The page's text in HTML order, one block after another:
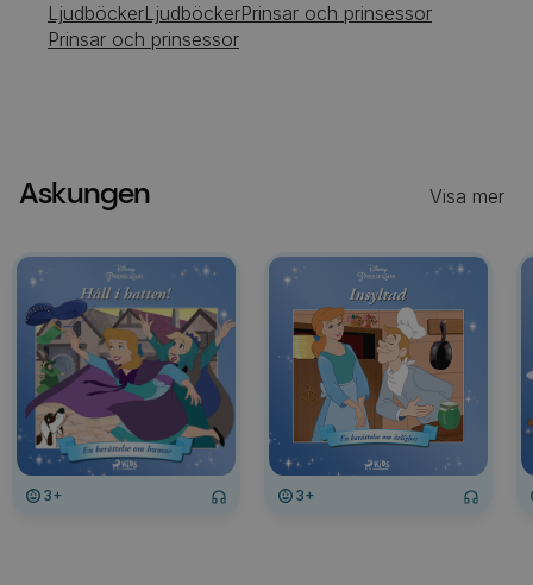
LjudböckerLjudböckerPrinsar och prinsessor
Prinsar och prinsessor
Askungen Visa mer
3+ 3+